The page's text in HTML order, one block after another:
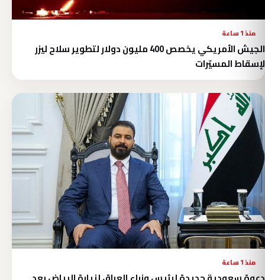
منذ 1 ساعة
الجيش الأمريكي يخصص 400 مليون دولار لتطوير سلاح ليزر
لإسقاط المسيّرات
منذ 1 ساعة